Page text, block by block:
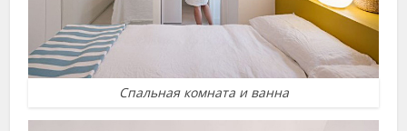
Спальная комната и ванна